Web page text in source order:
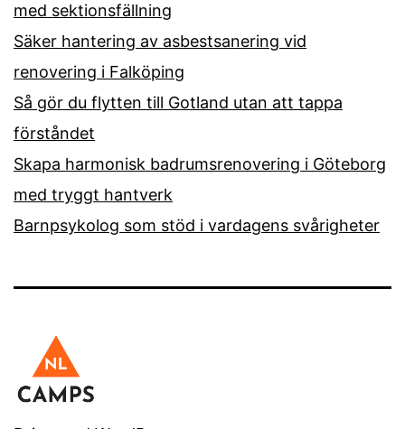
med sektionsfällning
Säker hantering av asbestsanering vid
renovering i Falköping
Så gör du flytten till Gotland utan att tappa
förståndet
Skapa harmonisk badrumsrenovering i Göteborg
med tryggt hantverk
Barnpsykolog som stöd i vardagens svårigheter